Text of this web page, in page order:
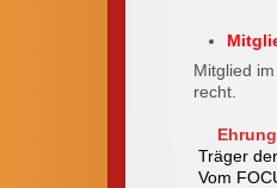
Mitglied im
recht.
Träger
Vom